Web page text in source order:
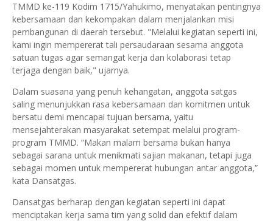
TMMD ke-119 Kodim 1715/Yahukimo, menyatakan pentingnya
kebersamaan dan kekompakan dalam menjalankan misi
pembangunan di daerah tersebut. "Melalui kegiatan seperti ini,
kami ingin mempererat tali persaudaraan sesama anggota
satuan tugas agar semangat kerja dan kolaborasi tetap
terjaga dengan baik," ujarnya.
Dalam suasana yang penuh kehangatan, anggota satgas
saling menunjukkan rasa kebersamaan dan komitmen untuk
bersatu demi mencapai tujuan bersama, yaitu
mensejahterakan masyarakat setempat melalui program-
program TMMD. “Makan malam bersama bukan hanya
sebagai sarana untuk menikmati sajian makanan, tetapi juga
sebagai momen untuk mempererat hubungan antar anggota,”
kata Dansatgas.
Dansatgas berharap dengan kegiatan seperti ini dapat
menciptakan kerja sama tim yang solid dan efektif dalam